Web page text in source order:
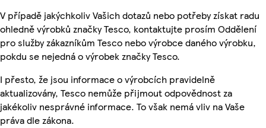
V případě jakýchkoliv Vašich dotazů nebo potřeby získat radu
ohledně výrobků značky Tesco, kontaktujte prosím Oddělení
pro služby zákazníkům Tesco nebo výrobce daného výrobku,
pokdu se nejedná o výrobek značky Tesco.
I přesto, že jsou informace o výrobcích pravidelně
aktualizovány, Tesco nemůže přijmout odpovědnost za
jakékoliv nesprávné informace. To však nemá vliv na Vaše
práva dle zákona.